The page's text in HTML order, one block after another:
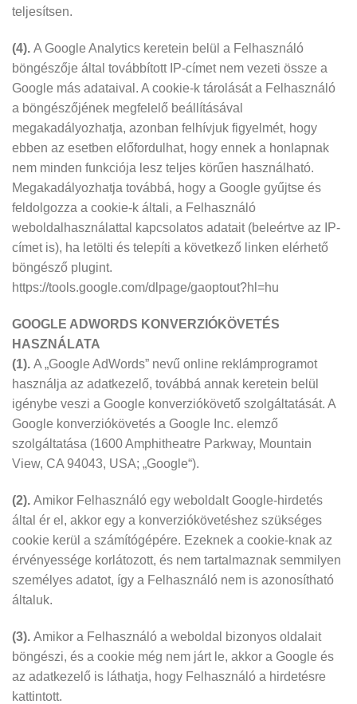
teljesítsen.
(4). A Google Analytics keretein belül a Felhasználó
böngészője által továbbított IP-címet nem vezeti össze a
Google más adataival. A cookie-k tárolását a Felhasználó
a böngészőjének megfelelő beállításával
megakadályozhatja, azonban felhívjuk figyelmét, hogy
ebben az esetben előfordulhat, hogy ennek a honlapnak
nem minden funkciója lesz teljes körűen használható.
Megakadályozhatja továbbá, hogy a Google gyűjtse és
feldolgozza a cookie-k általi, a Felhasználó
weboldalhasználattal kapcsolatos adatait (beleértve az IP-
címet is), ha letölti és telepíti a következő linken elérhető
böngésző plugint.
https://tools.google.com/dlpage/gaoptout?hl=hu
GOOGLE ADWORDS KONVERZIÓKÖVETÉS
HASZNÁLATA
(1). A „Google AdWords” nevű online reklámprogramot
használja az adatkezelő, továbbá annak keretein belül
igénybe veszi a Google konverziókövető szolgáltatását. A
Google konverziókövetés a Google Inc. elemző
szolgáltatása (1600 Amphitheatre Parkway, Mountain
View, CA 94043, USA; „Google“).
(2). Amikor Felhasználó egy weboldalt Google-hirdetés
által ér el, akkor egy a konverziókövetéshez szükséges
cookie kerül a számítógépére. Ezeknek a cookie-knak az
érvényessége korlátozott, és nem tartalmaznak semmilyen
személyes adatot, így a Felhasználó nem is azonosítható
általuk.
(3). Amikor a Felhasználó a weboldal bizonyos oldalait
böngészi, és a cookie még nem járt le, akkor a Google és
az adatkezelő is láthatja, hogy Felhasználó a hirdetésre
kattintott.